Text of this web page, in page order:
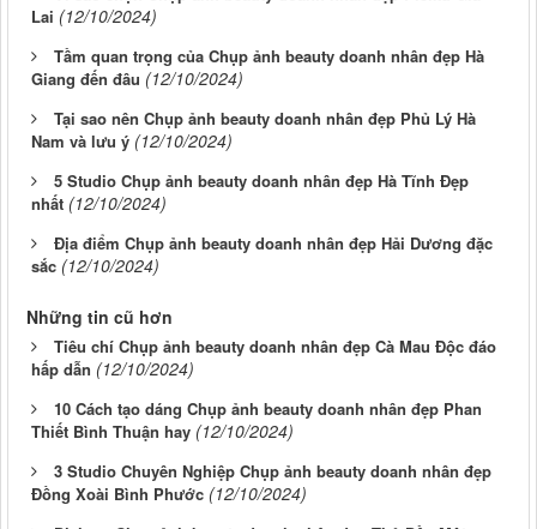
Lai (12/10/2024)
Tầm quan trọng của Chụp ảnh beauty doanh nhân đẹp Hà
Giang đến đâu (12/10/2024)
Tại sao nên Chụp ảnh beauty doanh nhân đẹp Phủ Lý Hà
Nam và lưu ý (12/10/2024)
5 Studio Chụp ảnh beauty doanh nhân đẹp Hà Tĩnh Đẹp
nhất (12/10/2024)
Địa điểm Chụp ảnh beauty doanh nhân đẹp Hải Dương đặc
sắc (12/10/2024)
Những tin cũ hơn
Tiêu chí Chụp ảnh beauty doanh nhân đẹp Cà Mau Độc đáo
hấp dẫn (12/10/2024)
10 Cách tạo dáng Chụp ảnh beauty doanh nhân đẹp Phan
Thiết Bình Thuận hay (12/10/2024)
3 Studio Chuyên Nghiệp Chụp ảnh beauty doanh nhân đẹp
Đồng Xoài Bình Phước (12/10/2024)